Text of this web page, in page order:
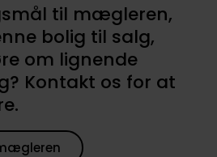
til mægleren,
bolig til salg,
om lignende
Kontakt os for at